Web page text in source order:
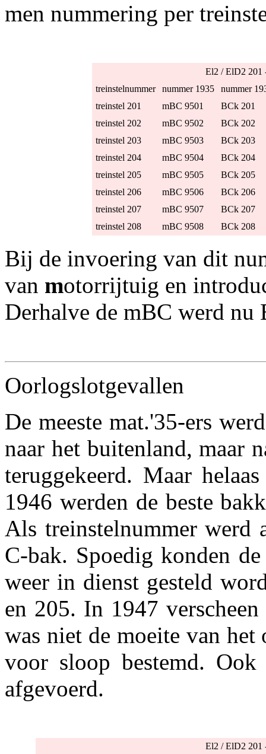
men nummering per
El2 / ElD2
treinstelnummer
nummer 1935
nummer
treinstel 201
mBC 9501
BCk 201
treinstel 202
mBC 9502
BCk 202
treinstel 203
mBC 9503
BCk 203
treinstel 204
mBC 9504
BCk 204
treinstel 205
mBC 9505
BCk 205
treinstel 206
mBC 9506
BCk 206
treinstel 207
mBC 9507
BCk 207
treinstel 208
mBC 9508 BCk 208
Bij de invoering van dit
van motorrijtuig en
Derhalve de mBC werd nu
Oorlogslotgevallen
De meeste mat.'35-ers
naar het buitenland, maar
teruggekeerd. Maar
1946 werden de beste
Als treinstelnummer werd
C-bak. Spoedig konden
weer in dienst gesteld
en 205. In 1947
was niet de moeite van
voor sloop bestemd.
afgevoerd.
El2 / ElD2